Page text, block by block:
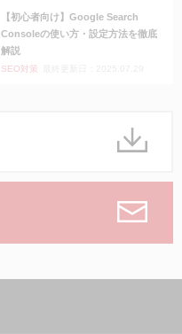
【初心者向け】Google Search
Consoleの使い方・設定方法を徹底
解説
SEO対策